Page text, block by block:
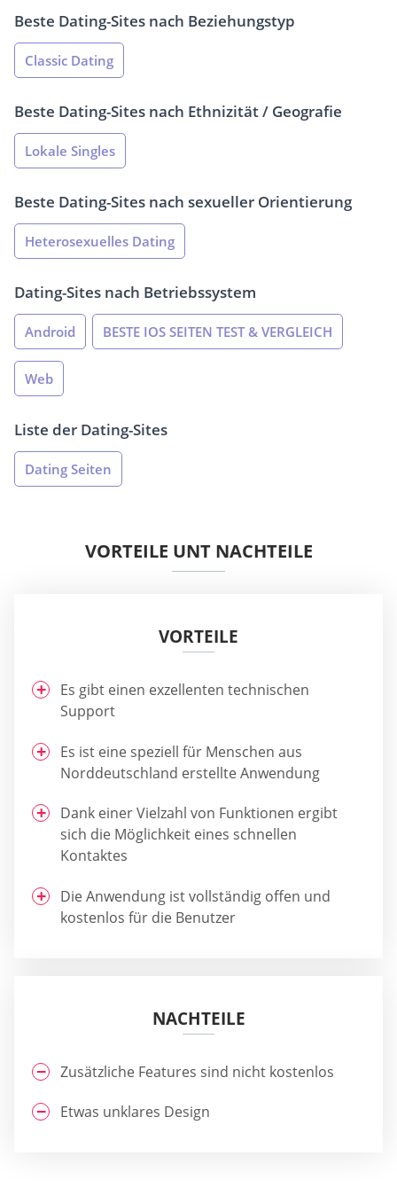
Beste Dating-Sites nach Beziehungstyp
Classic Dating
Beste Dating-Sites nach Ethnizität / Geografie
Lokale Singles
Beste Dating-Sites nach sexueller Orientierung
Heterosexuelles Dating
Dating-Sites nach Betriebssystem
Android BESTE IOS SEITEN TEST & VERGLEICH
Web
Liste der Dating-Sites
Dating Seiten
VORTEILE UNT NACHTEILE
VORTEILE
Es gibt einen exzellenten technischen
Support
Es ist eine speziell für Menschen aus
Norddeutschland erstellte Anwendung
Dank einer Vielzahl von Funktionen ergibt
sich die Möglichkeit eines schnellen
Kontaktes
Die Anwendung ist vollständig offen und
kostenlos für die Benutzer
NACHTEILE
Zusätzliche Features sind nicht kostenlos
Etwas unklares Design